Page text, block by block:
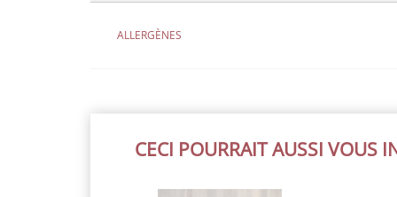
ALLERGÈNES
CECI POURRAIT AUSSI VOUS